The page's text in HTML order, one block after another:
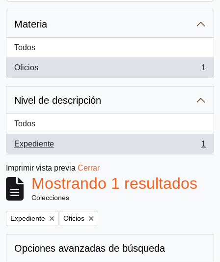
Materia
Todos
Oficios
, 1 resultados
1
Nivel de descripción
Todos
Expediente
, 1 resultados
1
Imprimir vista previa Cerrar
Mostrando 1 resultados
Colecciones
Remove filter:
Expediente Remove filter:
Oficios
Opciones avanzadas de búsqueda